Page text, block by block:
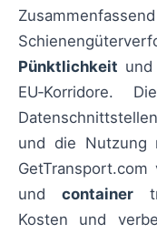
Pünktlichkeit
EU‑Korridore.
und die Nutzung
und container
Kosten und